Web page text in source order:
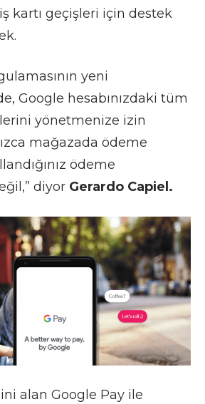
kartı geçişleri için destek
yeni
Google hesabınızdaki tüm
yönetmenize izin
mağazada ödeme
ödeme
diyor Gerardo Capiel.
alan Google Pay ile